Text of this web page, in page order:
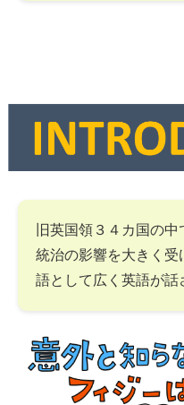
旧英国領３４カ国の
統治の影響を大きく受
語として広く英語が話